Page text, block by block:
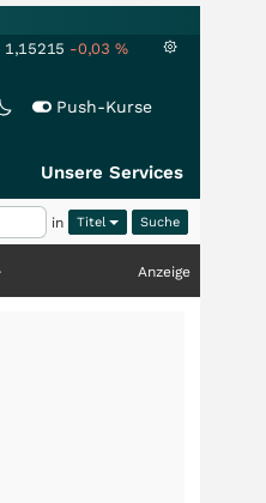
1,15215 -0,03 %
Push-Kurse
Unsere Services
in Titel
Anzeige